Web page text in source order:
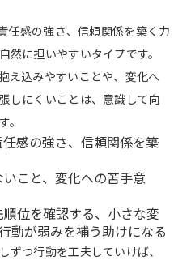
任感の強さ、信頼関係を築く力
然に担いやすいタイプです。
え込みやすいことや、変化へ
しにくいことは、意識して向
。
感の強さ、信頼関係を築
こと、変化への苦手意
位を確認する、小さな変
動が弱みを補う助けになる
ずつ行動を工夫していけば、